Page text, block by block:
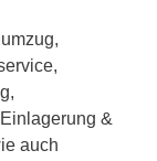
&
auch